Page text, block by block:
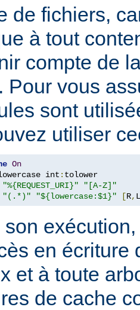
de fichiers,
à tout
compte de
Pour vous
sont
utiliser
On
int :
"%{REQUEST_URI}"
"[A-Z]"
"(.*)" "${lowercase:$1}" [R, L
son
en écriture
et à toute
de cache